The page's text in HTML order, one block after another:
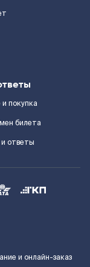
покупка
билета
ответы
и онлайн-заказ